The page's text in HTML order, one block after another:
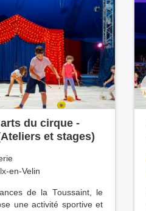
du cirque -
et stages)
en-Velin
de la Toussaint, le
une activité sportive et